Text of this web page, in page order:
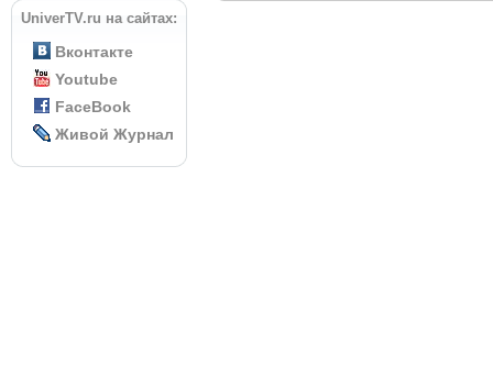
UniverTV.ru на сайтах:
Вконтакте
Youtube
FaceBook
Живой Журнал